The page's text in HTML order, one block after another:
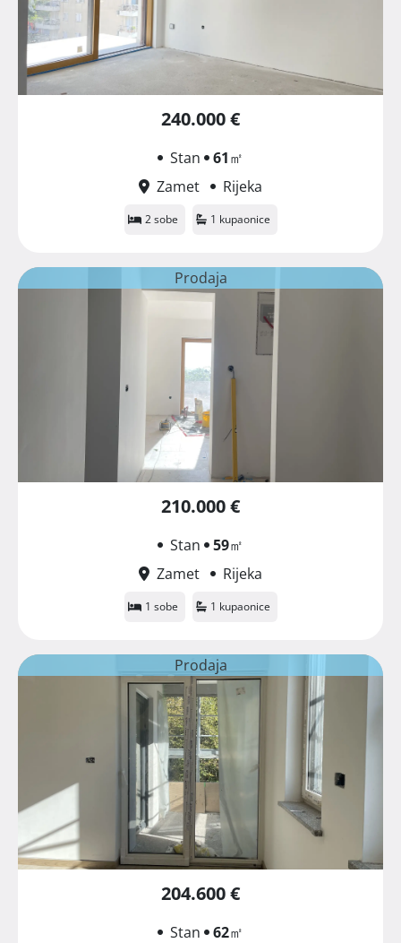
240.000 €
Stan 61㎡
Zamet
Rijeka
2 sobe 1 kupaonice
Prodaja
210.000 €
Stan 59㎡
Zamet
Rijeka
1 sobe 1 kupaonice
Prodaja
204.600 €
Stan 62㎡